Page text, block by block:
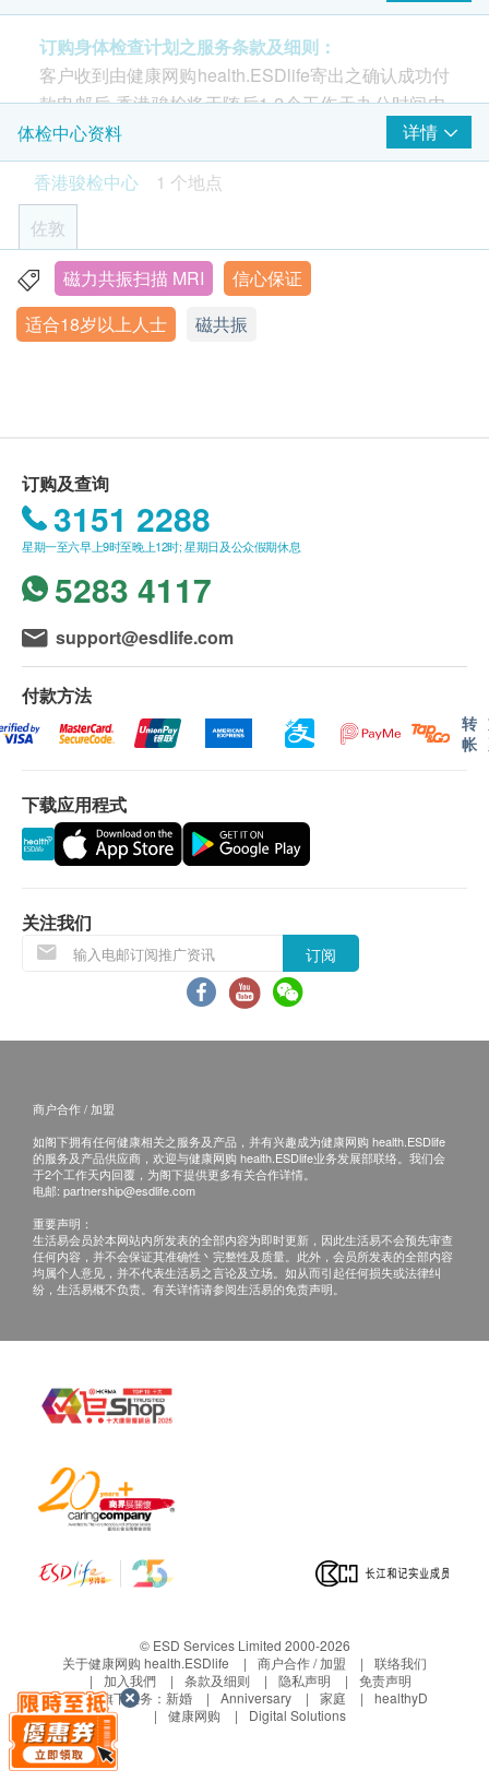
基本健康评估
血压
身高
体重
脉搏率
报告
医生讲解报告
放射科专科医生撰写报告
能强大，但同时又高敏感度的诊断工具。 MRI 磁力共
振扫描没有任何已知的副作用或者后遗症，磁力共振
（MRI）扫描除了能清晰显示骨骼外，还能显示软组
织，常应用于腹部内脏、心脏、关节、脑部、脊椎神
经及血管等检查，亦有助于诊断癌症肿瘤的位置、分
期，以及监测着肿瘤在治疗前及后的变化，例如扩散
状况等等，为没有病微人士进行全身检查, 侦测潜在健
康问题。
订购身体检查计划之服务条款及细则：
客户收到由健康网购health.ESDlife寄出之确认成功付
款电邮后,香港骏检将于随后1-2个工作天办公时间内,
致电客户预约身体检查的时间及地点。 客户亦可在订
单确认后1个工作天致电该中心预约 (电话：2155
4209)。
年龄
一般健康检查计划只适用于18岁或以上之人士
使用长者医疗券
本身体检查计划有效期为一年,客户必须于一年内(由
确认付款日期起计)接受有关检查,逾期作废。
疫苗注射均由注册医生/医护人员负责注射程序 此项交
易必须经医生评估是否适合进行疫苗注射。 如医生认
为不适合注射疫苗,将取消此计划的服务,全数费用退
报告
进行健康检查后，一般情况下，需大概7个工作天跟
进检查报告，工作天不包括星期六、日及公众假期。
亲身领取:亲身前往检验中心
医生講解报告时间 (如适用) : 佐敦 :星期一至六
9:00am-1:00pm
B. 国内客户
(1) 亲身领取:亲身前往检验中心
(2) 顺丰速递报告 (客人另回电听取报告) 运费客人到
客户若体检后叁个月内不提取报告，所有报告一律
作销毁处理及不会存底，额外索取报告复印需付行
客人需自行承担邮寄报告之风险。
所有身体检查并非作为医务诊断或治疗用途，如需
撰写医生转介信，将作额外收费$200。
除外)
保留最后决定权。
所有包含性病检测的健康检查计画注意事项：
月。
能反映出阳性反应所需的前一段时间。
如有身体不适或疑问，可约见医生，诊金另计。
免责声明：
所有健康检查/服务并非作为医务诊断或治疗用
体检中心资料
详情
香港骏检中心
1 个地点
佐敦
九龙佐敦弥敦道363号恒成大厦3B室
显示地图
磁力共振扫描 MRI
信心保证
适合18岁以上人士
磁共振
订购及查询
3151 2288
星期一至六早上9时至晚上12时; 星期日及公众假期休息
5283 4117
support@esdlife.com
付款方法
转
帐
下载应用程式
关注我们
订阅
商户合作 / 加盟
如阁下拥有任何健康相关之服务及产品，并有兴趣成为健康网购 health.ESDlife
的服务及产品供应商，欢迎与健康网购 health.ESDlife业务发展部联络。我们会
于2个工作天内回覆，为阁下提供更多有关合作详情。
电邮: partnership@esdlife.com
重要声明：
生活易会员於本网站内所发表的全部内容为即时更新，因此生活易不会预先审查
任何内容，并不会保证其准确性丶完整性及质量。此外，会员所发表的全部内容
均属个人意见，并不代表生活易之言论及立场。如从而引起任何损失或法律纠
纷，生活易概不负责。有关详情请参阅生活易的免责声明。
© ESD Services Limited 2000-2026
关于健康网购 health.ESDlife
商户合作 / 加盟
联络我们
加入我們
条款及细则 隐私声明
免责声明
生活易旗下业务： 新婚 Anniversary 家庭
healthyD
健康网购
Digital Solutions